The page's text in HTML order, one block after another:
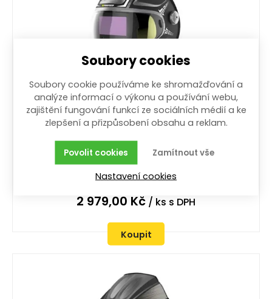
kukla svářečská samostmívací P3000D
DIGITAL
P3000D; zatmavení DIN 5-13; optická třída (EN379):
1/1/1/1; zorné pole 98x62 mm; výměnná baterie
CR2450
6 ks
2 979,00 Kč / ks s DPH
Koupit
Soubory cookies
Soubory cookie používáme ke shromažďování a
analýze informací o výkonu a používání webu,
zajištění fungování funkcí ze sociálních médií a ke
zlepšení a přizpůsobení obsahu a reklam.
Zamítnout vše
Povolit cookies
Nastavení cookies